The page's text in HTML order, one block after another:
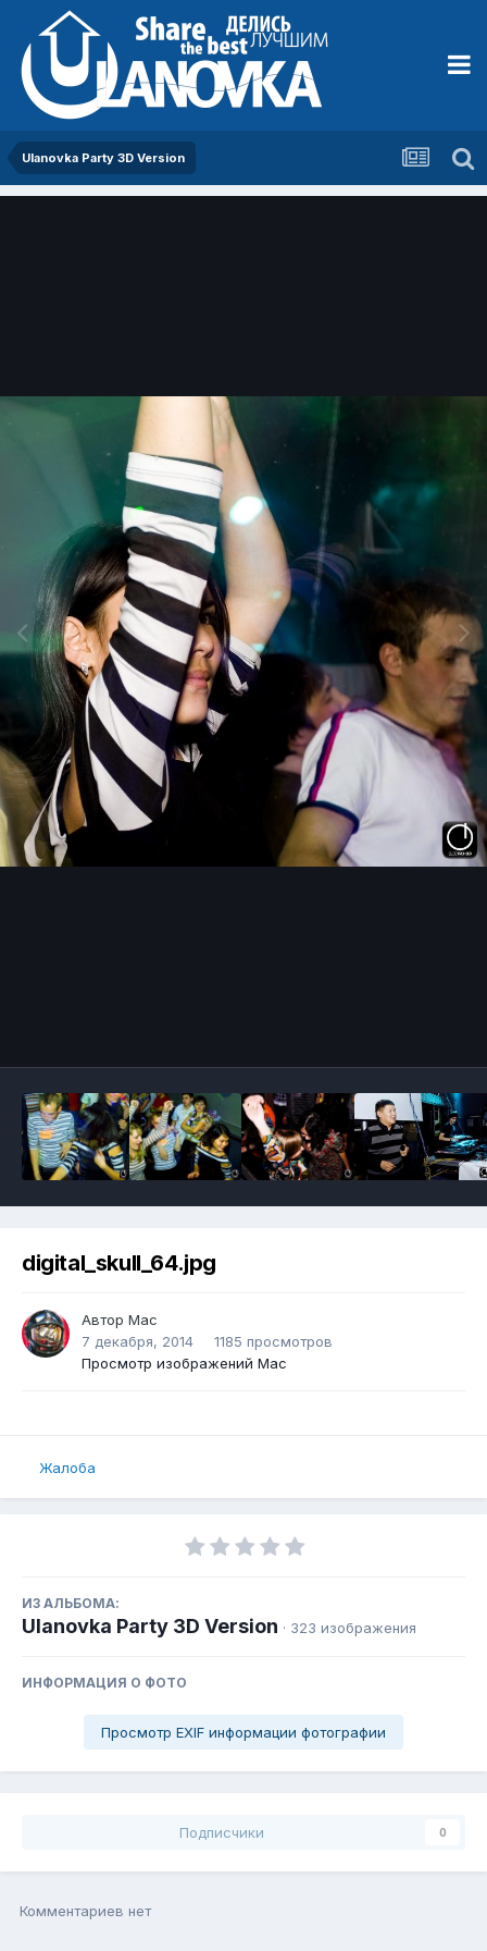
Ulanovka Party 3D Version
digital_skull_64.jpg
Автор Mac
7 декабря, 2014
1185 просмотров
Просмотр изображений Mac
Жалоба
ИЗ АЛЬБОМА:
Ulanovka Party 3D Version · 323 изображения
ИНФОРМАЦИЯ О ФОТО
Просмотр EXIF информации фотографии
Подписчики 0
Комментариев нет